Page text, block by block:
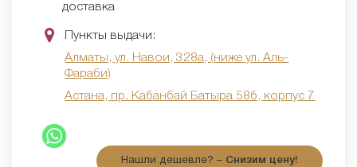
доставка
Пункты выдачи:
Алматы, ул. Навои, 328а, (ниже ул. Аль-
Фараби)
Астана, пр. Кабанбай Батыра 58б, корпус 7
Нашли дешевле? – Снизим цену!